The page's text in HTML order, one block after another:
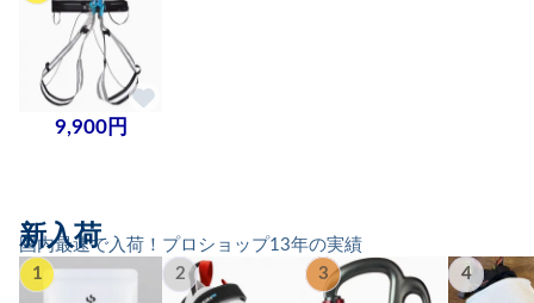
9,900円
国内最速で入荷！プロショップ13年の実績
新入荷
1 2 3 4